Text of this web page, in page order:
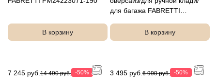
В корзину
для багажа FABRETTI
В корзину
7 245 руб. 14 490 руб. -50% 3 495 руб. 6 990 руб. -50%